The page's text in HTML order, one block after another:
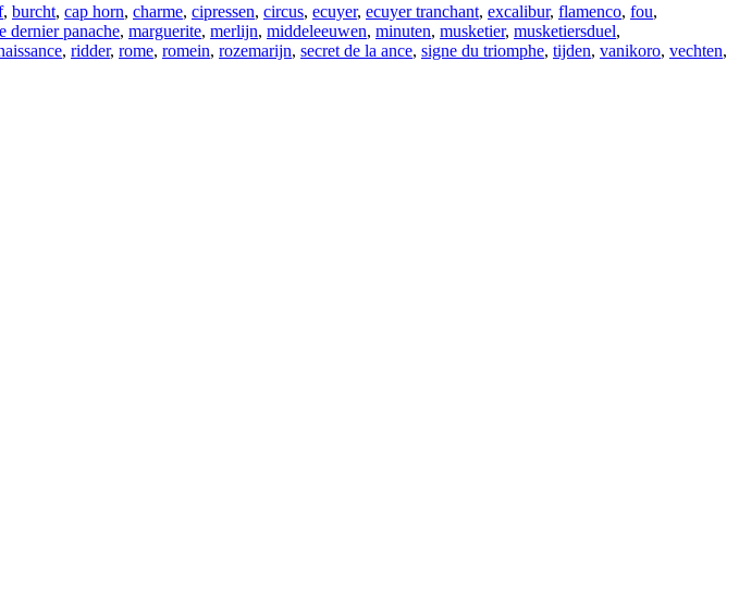
, burcht, cap horn, charme, cipressen, circus, ecuyer, ecuyer tranchant, excalibur, flamenco, fou,
dernier panache, marguerite, merlijn, middeleeuwen, minuten, musketier, musketiersduel,
, ridder, rome, romein, rozemarijn, secret de la ance, signe du triomphe, tijden, vanikoro, vechten,